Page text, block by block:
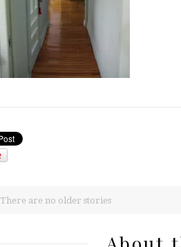
There are no older stories